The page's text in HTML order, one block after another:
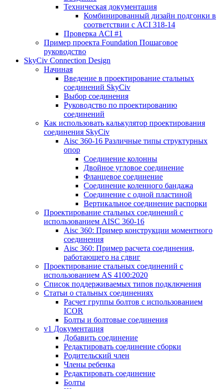
Техническая документация
Комбинированный дизайн подгонки в
соответствии с ACI 318-14
Проверка ACI #1
Пример проекта Foundation Пошаговое
руководство
SkyCiv Connection Design
Начиная
Введение в проектирование стальных
соединений SkyCiv
Выбор соединения
Руководство по проектированию
соединений
Как использовать калькулятор проектирования
соединения SkyCiv
Aisc 360-16 Различные типы структурных
опор
Соединение колонны
Двойное угловое соединение
Фланцевое соединение
Соединение коленного бандажа
Соединение с одной пластиной
Вертикальное соединение распорки
Проектирование стальных соединений с
использованием AISC 360-16
Aisc 360: Пример конструкции моментного
соединения
Aisc 360: Пример расчета соединения,
работающего на сдвиг
Проектирование стальных соединений с
использованием AS 4100:2020
Список поддерживаемых типов подключения
Статьи о стальных соединениях
Расчет группы болтов с использованием
ICOR
Болты и болтовые соединения
v1 Документация
Добавить соединение
Редактировать соединение сборки
Родительский член
Члены ребенка
Редактировать соединение
Болты